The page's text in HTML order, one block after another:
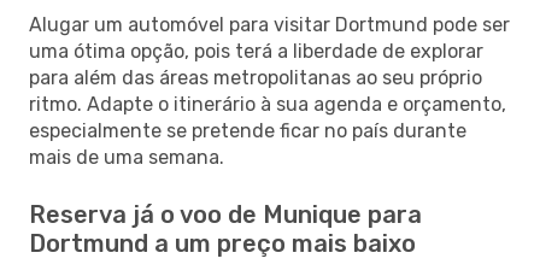
Alugar um automóvel para visitar Dortmund pode ser
uma ótima opção, pois terá a liberdade de explorar
para além das áreas metropolitanas ao seu próprio
ritmo. Adapte o itinerário à sua agenda e orçamento,
especialmente se pretende ficar no país durante
mais de uma semana.
Reserva já o voo de Munique para
Dortmund a um preço mais baixo